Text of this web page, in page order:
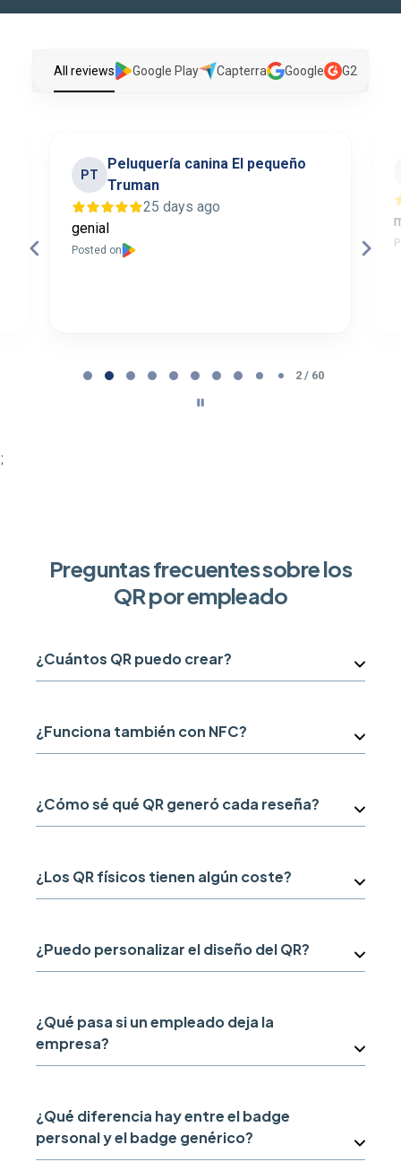
All reviews Google Play Capterra Google G2
PT
Peluquería canina El pequeño
Truman
25 days ago
genial
Posted on
2 / 60
;
Preguntas frecuentes sobre los
QR por empleado
¿Cuántos QR puedo crear?
¿Funciona también con NFC?
¿Cómo sé qué QR generó cada reseña?
¿Los QR físicos tienen algún coste?
¿Puedo personalizar el diseño del QR?
¿Qué pasa si un empleado deja la
empresa?
¿Qué diferencia hay entre el badge
personal y el badge genérico?